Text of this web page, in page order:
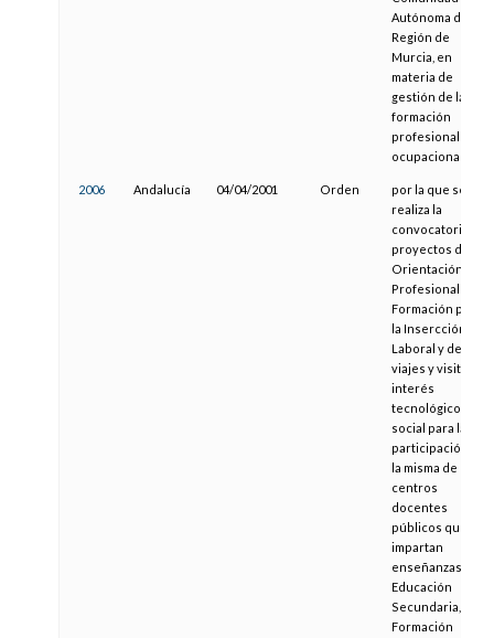
Autónoma de la
Región de
Murcia, en
materia de
gestión de la
formación
profesional
ocupacional.
2006 Andalucía 04/04/2001 Orden
por la que se
realiza la
convocatoria de
proyectos de
Orientación
Profesional y de
Formación para
la Insercción
Laboral y de
viajes y visitas de
interés
tecnológico y
social para la
participación en
la misma de los
centros
docentes
públicos que
impartan
enseñanzas de
Educación
Secundaria,
Formación